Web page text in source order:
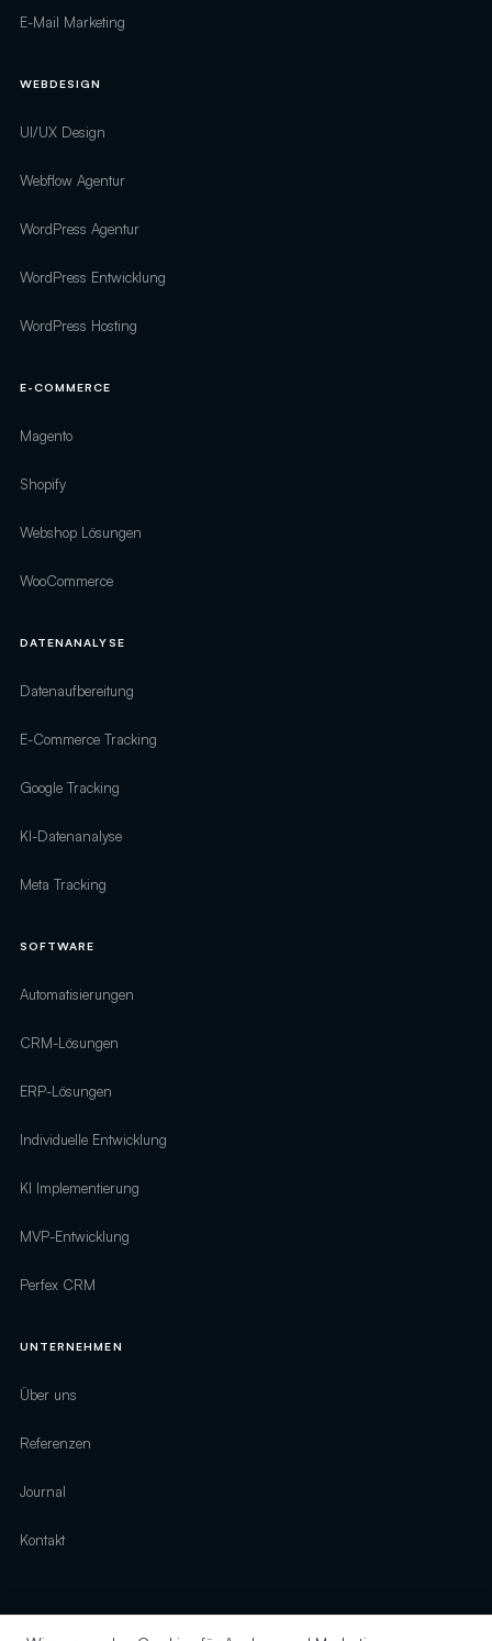
E-Mail Marketing
WEBDESIGN
UI/UX Design
Webflow Agentur
WordPress Agentur
WordPress Entwicklung
WordPress Hosting
E-COMMERCE
Magento
Shopify
Webshop Lösungen
WooCommerce
DATENANALYSE
Datenaufbereitung
E-Commerce Tracking
Google Tracking
KI-Datenanalyse
Meta Tracking
SOFTWARE
Automatisierungen
CRM-Lösungen
ERP-Lösungen
Individuelle Entwicklung
KI Implementierung
MVP-Entwicklung
Perfex CRM
UNTERNEHMEN
Über uns
Referenzen
Journal
Kontakt